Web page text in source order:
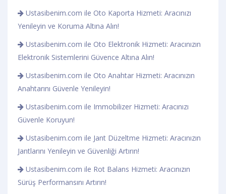
Ustasibenim.com ile Oto Kaporta Hizmeti: Aracınızı
Yenileyin ve Koruma Altına Alın!
Ustasibenim.com ile Oto Elektronik Hizmeti: Aracınızın
Elektronik Sistemlerini Güvence Altına Alın!
Ustasibenim.com ile Oto Anahtar Hizmeti: Aracınızın
Anahtarını Güvenle Yenileyin!
Ustasibenim.com ile Immobilizer Hizmeti: Aracınızı
Güvenle Koruyun!
Ustasibenim.com ile Jant Düzeltme Hizmeti: Aracınızın
Jantlarını Yenileyin ve Güvenliği Artırın!
Ustasibenim.com ile Rot Balans Hizmeti: Aracınızın
Sürüş Performansını Artırın!